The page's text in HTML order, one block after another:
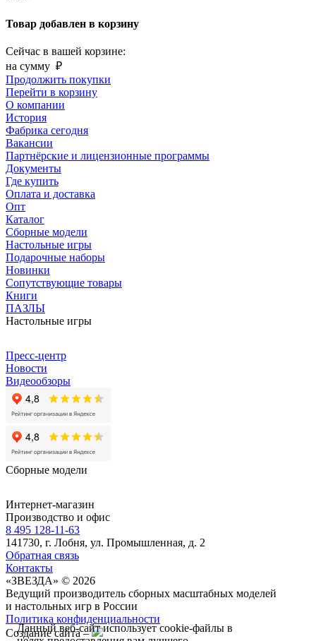
Товар добавлен в корзину
Сейчас в вашей корзине:
на сумму ₽
Продолжить покупки
Перейти в корзину
О компании
История
Фабрика сегодня
Вакансии
Партнёрские и лицензионные программы
Документы
Где купить
Оплата и доставка
Опт
Каталог
Сборные модели
Настольные игры
Подарочные наборы
Новинки
Сопутствующие товары
Книги
ПАЗЛЫ
Настольные игры
Пресс-центр
Новости
Видеообзоры
Сборные модели
Интернет-магазин
Производство и офис
8 495 128-11-63
141730, г. Лобня, ул. Промышленная, д. 2
Обратная связь
Контакты
«ЗВЕЗДА» © 2026
Ведущий производитель сборных масштабных моделей
и настольных игр в России
Политика конфиденциальности
Создание сайта –
Данный веб-сайт использует cookie-файлы в